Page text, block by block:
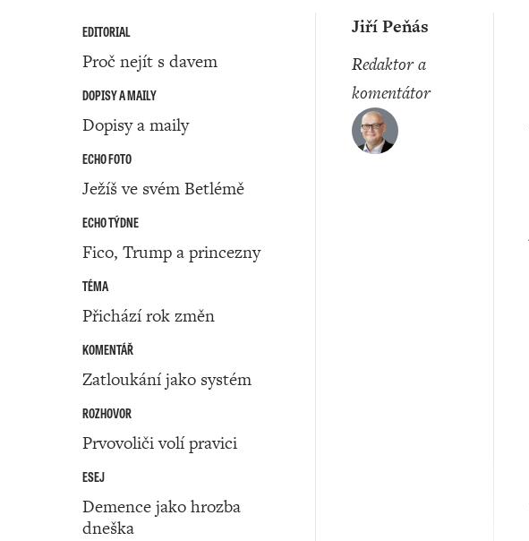
EDITORIAL
Proč nejít s davem
DOPISY A MAILY
Dopisy a maily
ECHO FOTO
Ježíš ve svém Betlémě
ECHO TÝDNE
Fico, Trump a princezny
TÉMA
Přichází rok změn
KOMENTÁŘ
Zatloukání jako systém
ROZHOVOR
Prvovoliči volí pravici
ESEJ
Demence jako hrozba
dneška
Jiří Peňás
redaktor a
komentátor